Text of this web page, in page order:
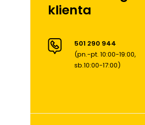
klienta
501 290 944
(pn.-pt. 10:00-19:00,
sb.10:00-17:00)